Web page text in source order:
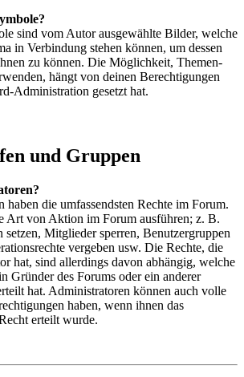
sind vom Autor ausgewählte Bilder, welche
in Verbindung stehen können, um dessen
zu können. Die Möglichkeit, Themen-
hängt von deinen Berechtigungen
Administration gesetzt hat.
und Gruppen
haben die umfassendsten Rechte im Forum.
Art von Aktion im Forum ausführen; z. B.
setzen, Mitglieder sperren, Benutzergruppen
vergeben usw. Die Rechte, die
hat, sind allerdings davon abhängig, welche
Gründer des Forums oder ein anderer
hat. Administratoren können auch volle
haben, wenn ihnen das
erteilt wurde.